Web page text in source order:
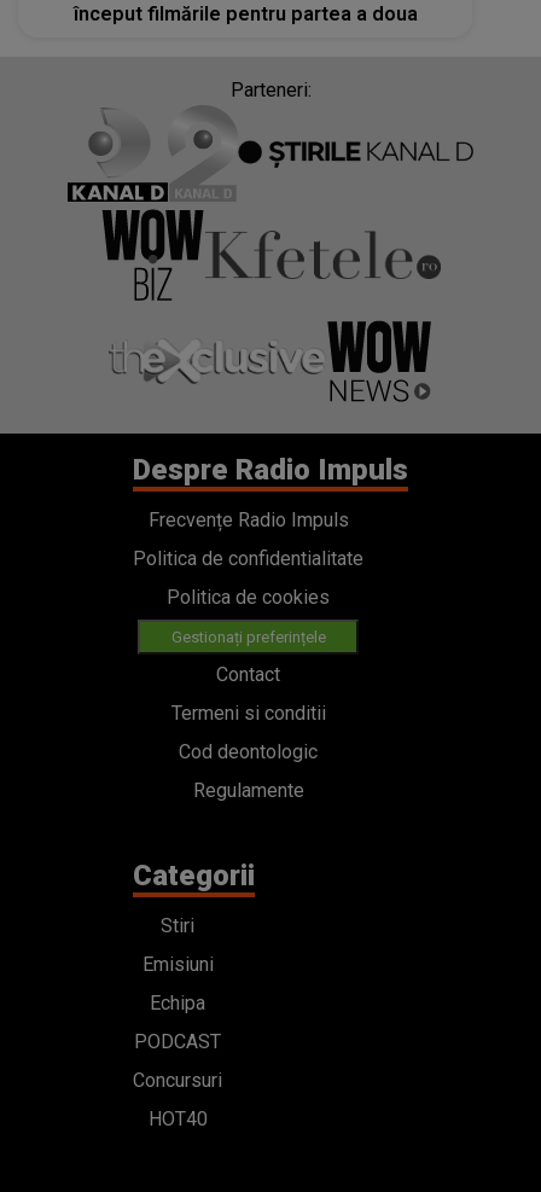
început filmările pentru partea a doua
Parteneri:
Despre Radio Impuls
Frecvențe Radio Impuls
Politica de confidentialitate
Politica de cookies
Gestionați preferințele
Contact
Termeni si conditii
Cod deontologic
Regulamente
Categorii
Stiri
Emisiuni
Echipa
PODCAST
Concursuri
HOT40